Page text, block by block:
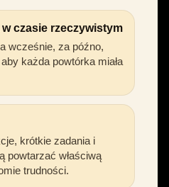
czasie rzeczywistym
wcześnie, za późno,
każda powtórka miała
krótkie zadania i
powtarzać właściwą
trudności.